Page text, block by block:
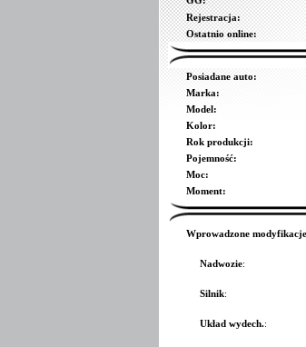
Rejestracja:
Ostatnio online:
Posiadane auto:
Marka:
Model:
Kolor:
Rok produkcji:
Pojemność:
Moc:
Moment:
Wprowadzone modyfikacje
Nadwozie:
Silnik:
Układ wydech.: